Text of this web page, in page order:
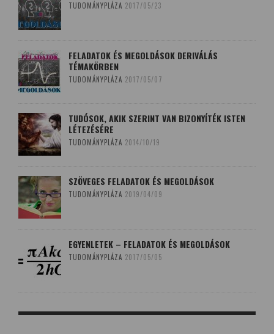
TUDOMÁNYPLÁZA 2017/05/23
FELADATOK ÉS MEGOLDÁSOK DERIVÁLÁS
TÉMAKÖRBEN
TUDOMÁNYPLÁZA 2017/05/07
TUDÓSOK, AKIK SZERINT VAN BIZONYÍTÉK ISTEN
LÉTEZÉSÉRE
TUDOMÁNYPLÁZA 2014/10/19
SZÖVEGES FELADATOK ÉS MEGOLDÁSOK
TUDOMÁNYPLÁZA 2019/04/09
EGYENLETEK – FELADATOK ÉS MEGOLDÁSOK
TUDOMÁNYPLÁZA 2017/05/05